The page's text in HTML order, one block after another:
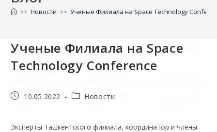
>> Новости >> Ученые Филиала на Space Technology
Ученые Филиала на Space
Technology Conference
10.05.2022 Новости
Эксперты Ташкентского филиала, координатор и члены